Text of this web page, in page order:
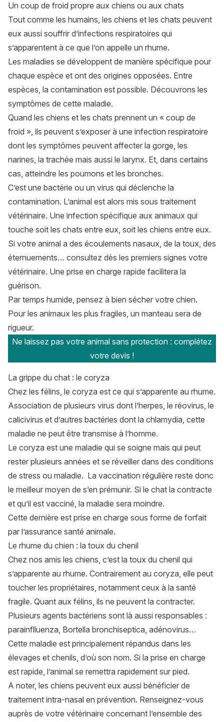
Un coup de froid propre aux chiens ou aux chats
Tout comme les humains, les chiens et les chats peuvent
eux aussi souffrir d’infections respiratoires qui
s’apparentent à ce que l’on appelle un rhume.
Les maladies se développent de manière spécifique pour
chaque espèce et ont des origines opposées. Entre
espèces, la contamination est possible. Découvrons les
symptômes de cette maladie.
Quand les chiens et les chats prennent un « coup de
froid », ils peuvent s’exposer à une infection respiratoire
dont les symptômes peuvent affecter la gorge, les
narines, la trachée mais aussi le larynx. Et, dans certains
cas, atteindre les poumons et les bronches.
C’est une bactérie ou un virus qui déclenche la
contamination. L’animal est alors mis sous traitement
vétérinaire. Une infection spécifique aux animaux qui
touche soit les chats entre eux, soit les chiens entre eux.
Si votre animal a des écoulements nasaux, de la toux, des
éternuements… consultez dès les premiers signes votre
vétérinaire. Une prise en charge rapide facilitera la
guérison.
Par temps humide, pensez à bien sécher votre chien.
Pour les animaux les plus fragiles, un manteau sera de
rigueur.
Ne laissez pas votre animal sans protection : complétez
votre devis !
La grippe du chat : le coryza
Chez les félins, le coryza est ce qui s’apparente au rhume.
Association de plusieurs virus dont l’herpes, le réovirus, le
calicivirus et d’autres bactéries dont la chlamydia, cette
maladie ne peut être transmise à l’homme.
Le coryza est une maladie qui se soigne mais qui peut
rester plusieurs années et se réveiller dans des conditions
de stress ou maladie. La vaccination régulière reste donc
le meilleur moyen de s’en prémunir. Si le chat la contracte
et qu’il est vacciné, la maladie sera moindre.
Cette dernière est prise en charge sous forme de forfait
par l’assurance santé animale.
Le rhume du chien : la toux du chenil
Chez nos amis les chiens, c’est la toux du chenil qui
s’apparente au rhume. Contrairement au coryza, elle peut
toucher les propriétaires, notamment ceux à la santé
fragile. Quant aux félins, ils ne peuvent la contracter.
Plusieurs agents bactériens sont là aussi responsables :
parainflluenza, Bortella bronchiseptica, adénovirus…
Cette maladie est principalement répandus dans les
élevages et chenils, d’où son nom. Si la prise en charge
est rapide, l’animal se remettra rapidement sur pied.
A noter, les chiens peuvent eux aussi bénéficier de
traitement intra-nasal en prévention. Renseignez-vous
auprès de votre vétérinaire concernant l’ensemble des